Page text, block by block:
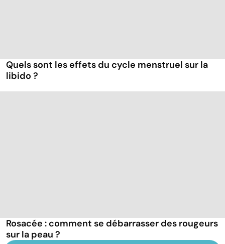
Quels sont les effets du cycle menstruel sur la
libido ?
Rosacée : comment se débarrasser des rougeurs
sur la peau ?